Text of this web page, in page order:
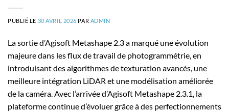
PUBLIÉ LE 30 AVRIL 2026 PAR ADMIN
La sortie d’Agisoft Metashape 2.3 a marqué une évolution
majeure dans les flux de travail de photogrammétrie, en
introduisant des algorithmes de texturation avancés, une
meilleure intégration LiDAR et une modélisation améliorée
de la caméra. Avec l’arrivée d’Agisoft Metashape 2.3.1, la
plateforme continue d’évoluer grâce à des perfectionnements